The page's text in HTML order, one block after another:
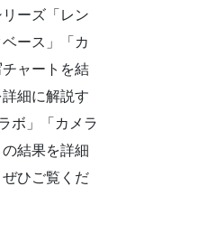
ーズ「レン
ース」「カ
ャートを結
細に解説す
ボ」「カメラ
結果を詳細
ひご覧くだ